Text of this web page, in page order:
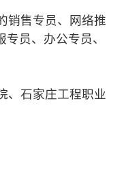
销售专员、网络推
员、办公专员、
、石家庄工程职业